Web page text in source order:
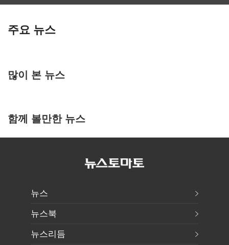
주요 뉴스
많이 본 뉴스
함께 볼만한 뉴스
뉴스
뉴스북
뉴스리듬